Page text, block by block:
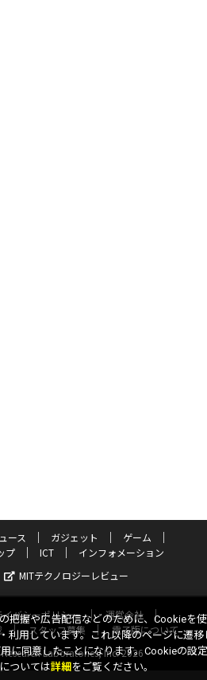
ース ガジェット
ゲーム
プ ICT
インフォメーション
MITテクノロジーレビュー
イバシーポリシー
運営会社
スタッフ募集
電子版について
Research Laboratories, Inc. 2026
把握や広告配信などのために、Cookieを
利用しています。これ以降のページに遷移
に同意したことになります。Cookieの設
ついては詳細 をご覧ください。